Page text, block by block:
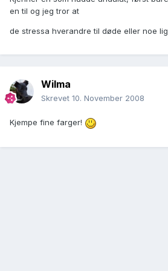
en til og jeg tror at
de stressa hverandre til døde eller noe
Wilma
Skrevet 10. November 2008
Kjempe fine farger!